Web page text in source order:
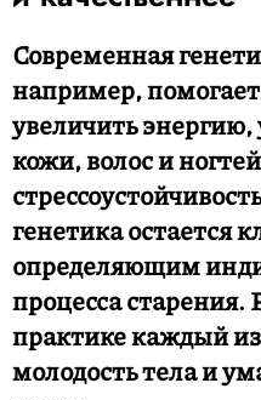
Современная
например,
увеличить
кожи, волос и
генетика остается
определяющим
процесса старения.
практике каждый
молодость тела и